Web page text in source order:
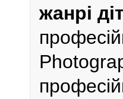
жанрі